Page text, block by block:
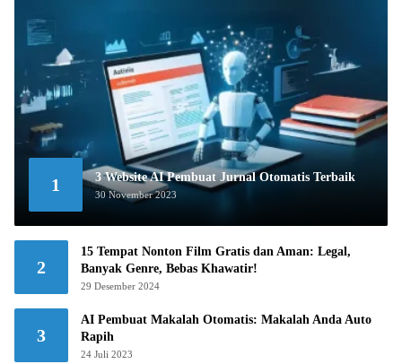
1 3 Website AI Pembuat Jurnal Otomatis Terbaik
30 November 2023
2
15 Tempat Nonton Film Gratis dan Aman: Legal,
Banyak Genre, Bebas Khawatir!
29 Desember 2024
3
AI Pembuat Makalah Otomatis: Makalah Anda Auto
Rapih
24 Juli 2023